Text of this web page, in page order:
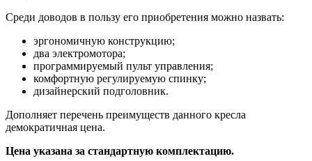
Среди доводов в пользу его приобретения можно назвать:
эргономичную конструкцию;
два электромотора;
программируемый пульт управления;
комфортную регулируемую спинку;
дизайнерский подголовник.
Дополняет перечень преимуществ данного кресла
демократичная цена.
Цена указана за стандартную комплектацию.